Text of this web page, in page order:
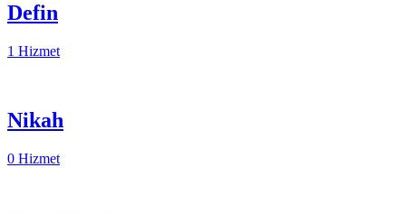
Defin
1 Hizmet
Nikah
0 Hizmet